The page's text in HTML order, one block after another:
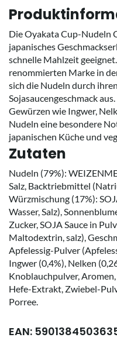
Die Oyakata Cup-Nudeln
japanisches
schnelle Mahlzeit
renommierten Marke in
sich die Nudeln durch
Sojasaucengeschmack
Gewürzen wie Ingwer,
Nudeln eine besondere
japanischen Küche und
Zutaten
Nudeln (79%):
Salz, Backtriebmittel
Würzmischung (17%):
Wasser, Salz),
Zucker, SOJA Sauce in
Maltodextrin, salz),
Apfelessig-Pulver
Ingwer (0,4%), Nelken
Knoblauchpulver,
Hefe-Extrakt, Zwiebel-
Porree.
EAN: